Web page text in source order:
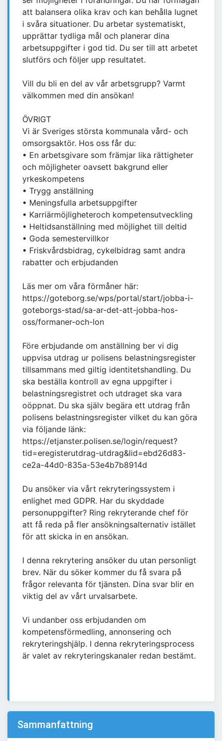
att balansera olika krav och kan behålla lugnet
i svåra situationer. Du arbetar systematiskt,
upprättar tydliga mål och planerar dina
arbetsuppgifter i god tid. Du ser till att arbetet
slutförs och följer upp resultatet.
Vill du bli en del av vår arbetsgrupp? Varmt
välkommen med din ansökan!
ÖVRIGT
Vi är Sveriges största kommunala vård- och
omsorgsaktör. Hos oss får du:
• En arbetsgivare som främjar lika rättigheter
och möjligheter oavsett bakgrund eller
yrkeskompetens
• Trygg anställning
• Meningsfulla arbetsuppgifter
• Karriärmöjligheteroch kompetensutveckling
• Heltidsanställning med möjlighet till deltid
• Goda semestervillkor
• Friskvårdsbidrag, cykelbidrag samt andra
rabatter och erbjudanden
Läs mer om våra förmåner här:
https://goteborg.se/wps/portal/start/jobba-i-
goteborgs-stad/sa-ar-det-att-jobba-hos-
oss/formaner-och-lon
Före erbjudande om anställning ber vi dig
uppvisa utdrag ur polisens belastningsregister
tillsammans med giltig identitetshandling. Du
ska beställa kontroll av egna uppgifter i
belastningsregistret och utdraget ska vara
oöppnat. Du ska själv begära ett utdrag från
polisens belastningsregister vilket du kan göra
via följande länk:
https://etjanster.polisen.se/login/request?
tid=eregisterutdrag-utdrag&lid=ebd26d83-
ce2a-44d0-835a-53e4b7b8914d
Du ansöker via vårt rekryteringssystem i
enlighet med GDPR. Har du skyddade
personuppgifter? Ring rekryterande chef för
att få reda på fler ansökningsalternativ istället
för att skicka in en ansökan.
I denna rekrytering ansöker du utan personligt
brev. När du söker kommer du få svara på
frågor relevanta för tjänsten. Dina svar blir en
viktig del av vårt urvalsarbete.
Vi undanber oss erbjudanden om
kompetensförmedling, annonsering och
rekryteringshjälp. I denna rekryteringsprocess
är valet av rekryteringskanaler redan bestämt.
Sammanfattning